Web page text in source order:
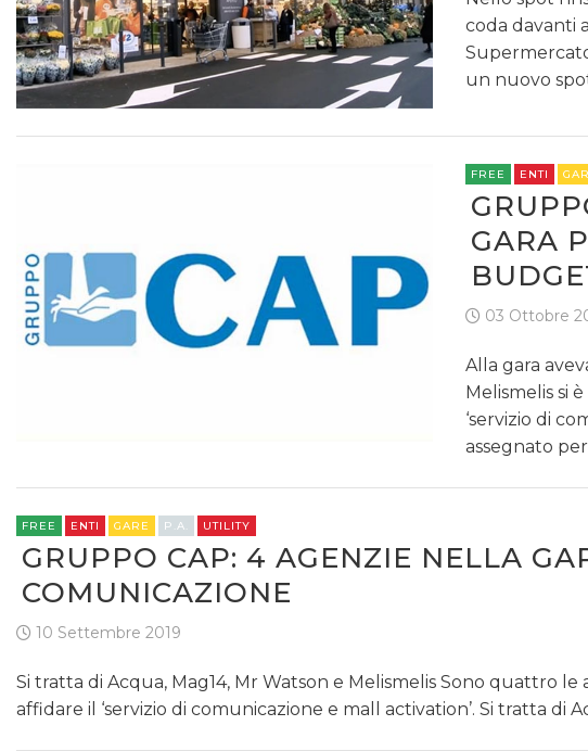
coda davanti
un nuovo
FREE ENTI
GARA
03 Ottobre
Alla gara
Melismelis si
‘servizio di
assegnato
FREE ENTI GARE P.A. UTILITY
GRUPPO CAP: 4 AGENZIE NELLA
COMUNICAZIONE
10 Settembre 2019
Si tratta di Acqua, Mag14, Mr Watson e Melismelis Sono quattro
affidare il ‘servizio di comunicazione e mall activation’. Si tratta di